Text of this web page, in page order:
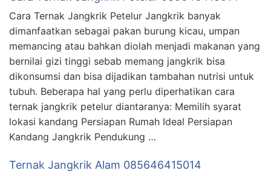
Cara Ternak Jangkrik Petelur Jangkrik banyak
dimanfaatkan sebagai pakan burung kicau, umpan
memancing atau bahkan diolah menjadi makanan yang
bernilai gizi tinggi sebab memang jangkrik bisa
dikonsumsi dan bisa dijadikan tambahan nutrisi untuk
tubuh. Beberapa hal yang perlu diperhatikan cara
ternak jangkrik petelur diantaranya: Memilih syarat
lokasi kandang Persiapan Rumah Ideal Persiapan
Kandang Jangkrik Pendukung …
Ternak Jangkrik Alam 085646415014